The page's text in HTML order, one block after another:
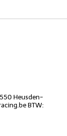
Heusden-
BTW: